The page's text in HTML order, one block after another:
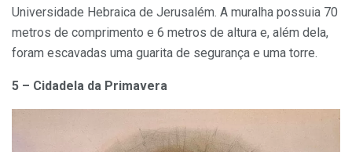
Universidade Hebraica de Jerusalém. A muralha possuia 70
metros de comprimento e 6 metros de altura e, além dela,
foram escavadas uma guarita de segurança e uma torre.
5 – Cidadela da Primavera